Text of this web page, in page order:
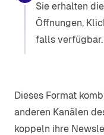
Sie erhalten
Öffnungen,
falls verfügbar.
Dieses Format
anderen Kanälen
koppeln ihre